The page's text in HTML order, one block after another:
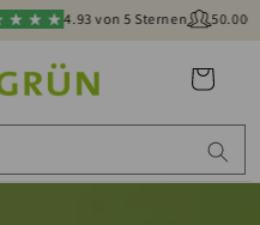
4.93 von 5 Sternen 50.000+
Warenkorb